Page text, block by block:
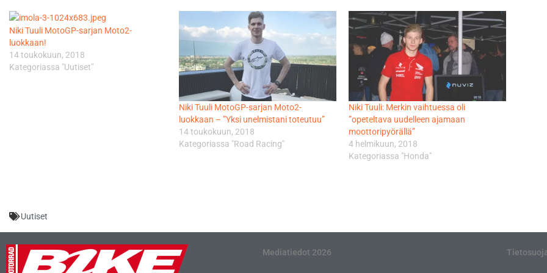
Niki Tuuli MotoGP-sarjan Moto2-
luokkaan!
14 toukokuun, 2018
Kategoriassa "Uutiset"
Niki Tuuli MotoGP-sarjan Moto2-
luokkaan – ”Yksi unelmistani toteutuu”
14 toukokuun, 2018
Kategoriassa "Road Racing"
Niki Tuuli: Merkin vaihtuessa oli
”opeteltava uudelleen ajamaan
moottoripyörällä”
4 helmikuun, 2018
Kategoriassa "Honda"
Uutiset
Mediatiedot 2026